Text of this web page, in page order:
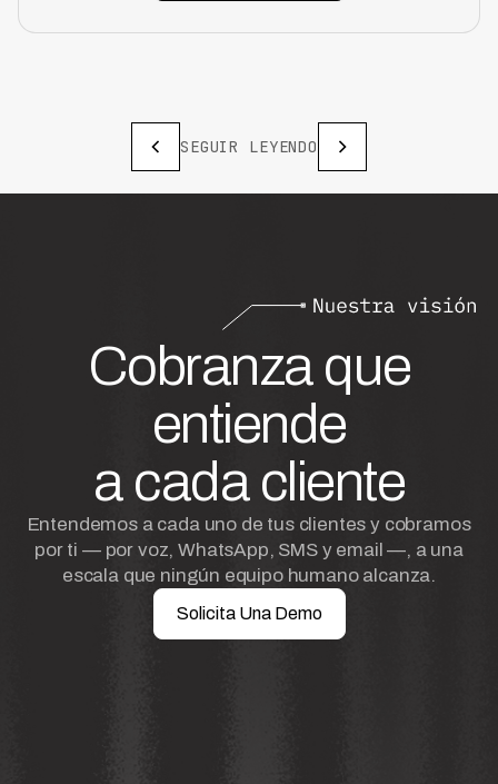
SEGUIR LEYENDO
Cobranza que
entiende
a cada cliente
Entendemos a cada uno de tus clientes y cobramos
por ti — por voz, WhatsApp, SMS y email —, a una
escala que ningún equipo humano alcanza.
Solicita Una Demo